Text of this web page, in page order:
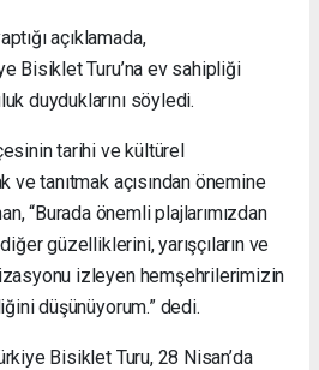
açıklamada,
Bisiklet Turu’na ev sahipliği
duyduklarını söyledi.
tarihi ve kültürel
ve tanıtmak açısından önemine
“Burada önemli plajlarımızdan
güzelliklerini, yarışçıların ve
izleyen hemşehrilerimizin
düşünüyorum.” dedi.
Bisiklet Turu, 28 Nisan’da